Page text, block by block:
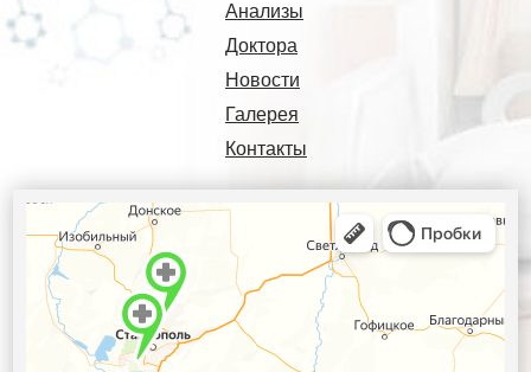
Анализы
Доктора
Новости
Галерея
Контакты